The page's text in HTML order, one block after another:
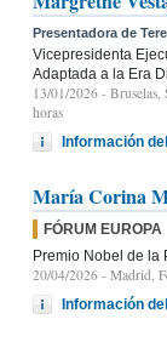
Presentadora de
Vicepresidenta
Adaptada a la Era
13/01/2026 - Bruselas,
horas
Información
María Corina
FÓRUM EUROPA
Premio Nobel de la
20/04/2026 - Madrid,
Información